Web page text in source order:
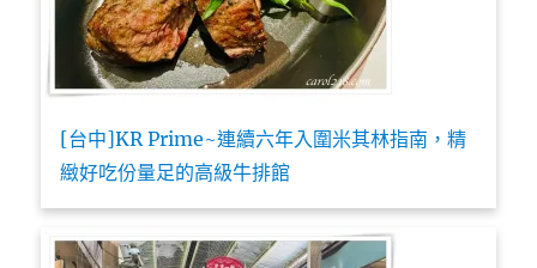
[台中]KR Prime~連續六年入圍米其林指南，精
緻好吃份量足的高級牛排館